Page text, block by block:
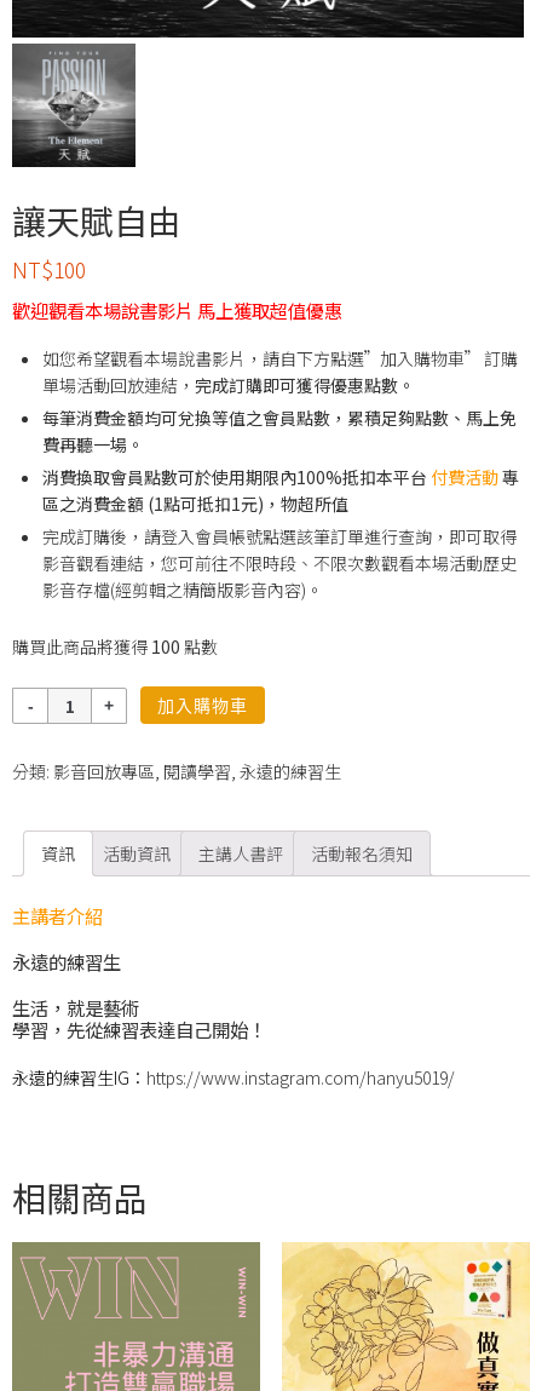
讓天賦自由
NT$100
歡迎觀看本場說書影片 馬上獲取超值優惠
如您希望觀看本場說書影片，請自下方點選”加入購物車” 訂購
單場活動回放連結， 完成訂購即可獲得優惠點數。
每筆消費金額均可兌換等值之會員點數，累積足夠點數、馬上免
費再聽一場。
消費換取會員點數可於使用期限內100%抵扣本平台 付費活動專
區之消費金額 (1點可抵扣1元)，物超所值
完成訂購後，請登入會員帳號點選該筆訂單進行查詢，即可取得
影音觀看連結，您可前往不限時段、不限次數觀看本場活動歷史
影音存檔(經剪輯之精簡版影音內容)。
購買此商品將獲得 100 點數
量
加入購物車
分類: 影音回放專區, 閱讀學習, 永遠的練習生
資訊 活動資訊 主講人書評 活動報名須知
主講者介紹
永遠的練習生
生活，就是藝術
學習，先從練習表達自己開始！
永遠的練習生IG： https://www.instagram.com/hanyu5019/
相關商品